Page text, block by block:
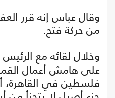
وقال عباس إنه قرر
من حركة فتح.
وخلال لقائه مع
على هامش أعمال القمة
فلسطين في القاهرة،